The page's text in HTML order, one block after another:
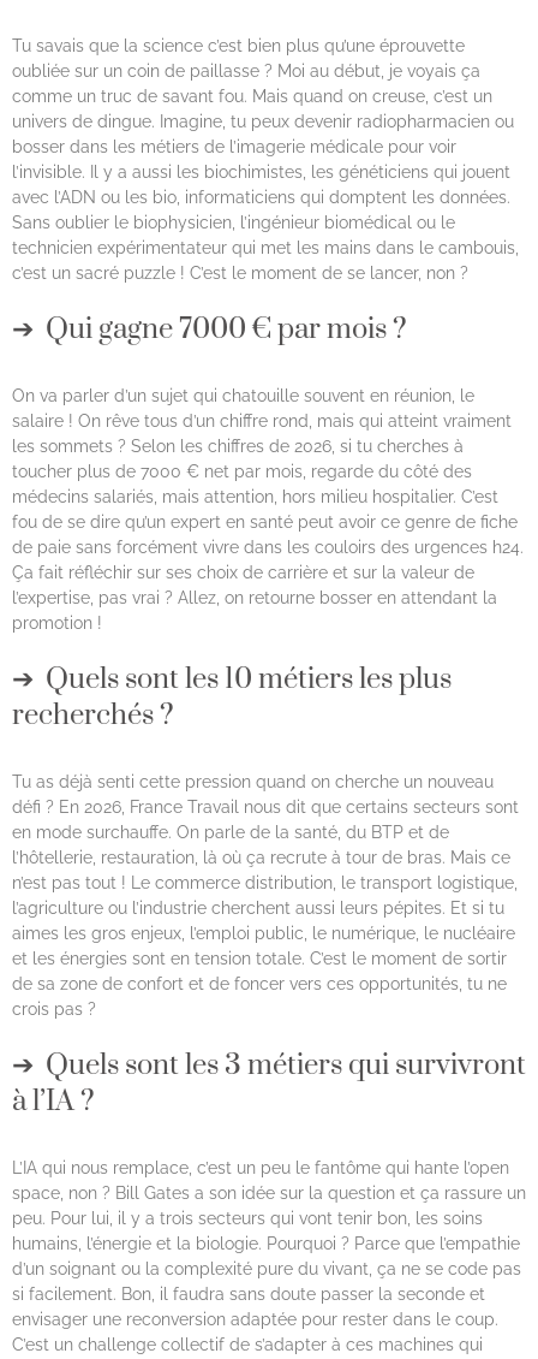
Tu savais que la science c’est bien plus qu’une éprouvette
oubliée sur un coin de paillasse ? Moi au début, je voyais ça
comme un truc de savant fou. Mais quand on creuse, c’est un
univers de dingue. Imagine, tu peux devenir radiopharmacien ou
bosser dans les métiers de l’imagerie médicale pour voir
l’invisible. Il y a aussi les biochimistes, les généticiens qui jouent
avec l’ADN ou les bio, informaticiens qui domptent les données.
Sans oublier le biophysicien, l’ingénieur biomédical ou le
technicien expérimentateur qui met les mains dans le cambouis,
c’est un sacré puzzle ! C’est le moment de se lancer, non ?
Qui gagne 7000 € par mois ?
On va parler d’un sujet qui chatouille souvent en réunion, le
salaire ! On rêve tous d’un chiffre rond, mais qui atteint vraiment
les sommets ? Selon les chiffres de 2026, si tu cherches à
toucher plus de 7000 € net par mois, regarde du côté des
médecins salariés, mais attention, hors milieu hospitalier. C’est
fou de se dire qu’un expert en santé peut avoir ce genre de fiche
de paie sans forcément vivre dans les couloirs des urgences h24.
Ça fait réfléchir sur ses choix de carrière et sur la valeur de
l’expertise, pas vrai ? Allez, on retourne bosser en attendant la
promotion !
Quels sont les 10 métiers les plus
recherchés ?
Tu as déjà senti cette pression quand on cherche un nouveau
défi ? En 2026, France Travail nous dit que certains secteurs sont
en mode surchauffe. On parle de la santé, du BTP et de
l’hôtellerie, restauration, là où ça recrute à tour de bras. Mais ce
n’est pas tout ! Le commerce distribution, le transport logistique,
l’agriculture ou l’industrie cherchent aussi leurs pépites. Et si tu
aimes les gros enjeux, l’emploi public, le numérique, le nucléaire
et les énergies sont en tension totale. C’est le moment de sortir
de sa zone de confort et de foncer vers ces opportunités, tu ne
crois pas ?
Quels sont les 3 métiers qui survivront
à l’IA ?
L’IA qui nous remplace, c’est un peu le fantôme qui hante l’open
space, non ? Bill Gates a son idée sur la question et ça rassure un
peu. Pour lui, il y a trois secteurs qui vont tenir bon, les soins
humains, l’énergie et la biologie. Pourquoi ? Parce que l’empathie
d’un soignant ou la complexité pure du vivant, ça ne se code pas
si facilement. Bon, il faudra sans doute passer la seconde et
envisager une reconversion adaptée pour rester dans le coup.
C’est un challenge collectif de s’adapter à ces machines qui